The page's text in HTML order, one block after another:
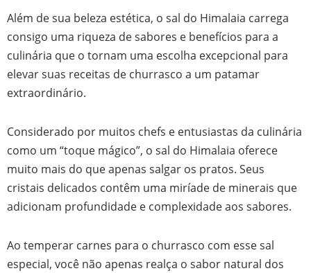
Além de sua beleza estética, o sal do Himalaia carrega
consigo uma riqueza de sabores e benefícios para a
culinária que o tornam uma escolha excepcional para
elevar suas receitas de churrasco a um patamar
extraordinário.
Considerado por muitos chefs e entusiastas da culinária
como um “toque mágico”, o sal do Himalaia oferece
muito mais do que apenas salgar os pratos. Seus
cristais delicados contêm uma miríade de minerais que
adicionam profundidade e complexidade aos sabores.
Ao temperar carnes para o churrasco com esse sal
especial, você não apenas realça o sabor natural dos